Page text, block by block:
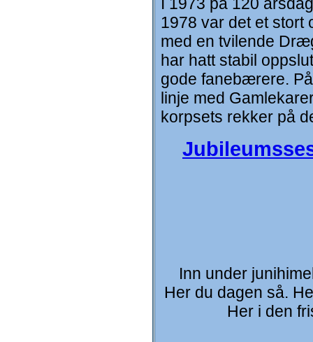
1978 var det et stort
med en tvilende
har hatt stabil
gode fanebærere.
linje med
korpsets rekker på
Inn under
Her du dagen så.
Her i den